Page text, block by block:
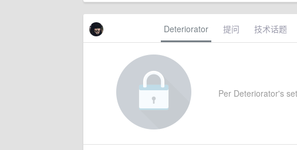
Deteriorator 提问 技术话题
Per Deteriorator's